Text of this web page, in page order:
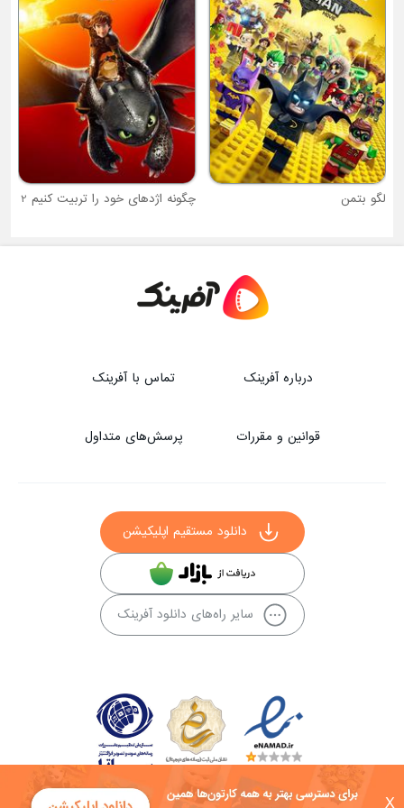
لگو بتمن چگونه اژدهای خود را تربیت کنیم 2
درباره آفرینک تماس با آفرینک
قوانین و مقررات پرسش‌های متداول
دانلود مستقیم اپلیکیشن
سایر راه‌های دانلود آفرینک